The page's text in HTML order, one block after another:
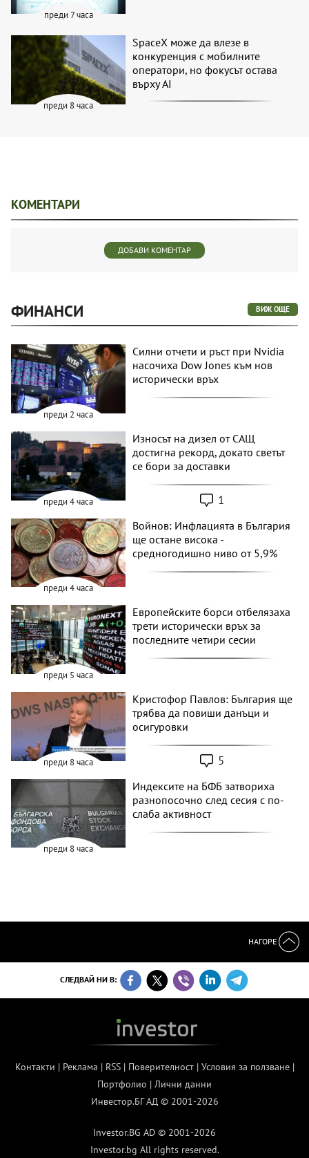
преди 7 часа
преди 8 часа
SpaceX може да влезе в
конкуренция с мобилните
оператори, но фокусът остава
върху AI
КОМЕНТАРИ
ДОБАВИ КОМЕНТАР
ФИНАНСИ ВИЖ ОЩЕ
преди 2 часа
Силни отчети и ръст при Nvidia
насочиха Dow Jones към нов
исторически връх
преди 4 часа
Износът на дизел от САЩ
достигна рекорд, докато светът
се бори за доставки
1
преди 4 часа
Войнов: Инфлацията в България
ще остане висока -
средногодишно ниво от 5,9%
преди 5 часа
Европейските борси отбелязаха
трети исторически връх за
последните четири сесии
преди 8 часа
Кристофор Павлов: България ще
трябва да повиши данъци и
осигуровки
5
преди 8 часа
Индексите на БФБ затвориха
разнопосочно след сесия с по-
слаба активност
НАГОРЕ
СЛЕДВАЙ НИ В:
Контакти | Реклама | RSS| Поверителност| Условия за ползване|
Портфолио | Лични данни
Инвестор.БГ АД © 2001-2026
Investor.BG AD © 2001-2026
Investor.bg All rights reserved.